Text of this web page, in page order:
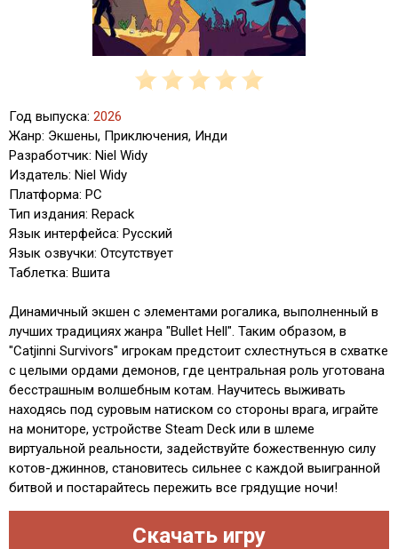
Год выпуска: 2026
Жанр: Экшены, Приключения, Инди
Разработчик: Niel Widy
Издатель: Niel Widy
Платформа: PC
Тип издания: Repack
Язык интерфейса: Русский
Язык озвучки: Отсутствует
Таблетка: Вшита
Динамичный экшен с элементами рогалика, выполненный в
лучших традициях жанра "Bullet Hell". Таким образом, в
"Catjinni Survivors" игрокам предстоит схлестнуться в схватке
с целыми ордами демонов, где центральная роль уготована
бесстрашным волшебным котам. Научитесь выживать
находясь под суровым натиском со стороны врага, играйте
на мониторе, устройстве Steam Deck или в шлеме
виртуальной реальности, задействуйте божественную силу
котов-джиннов, становитесь сильнее с каждой выигранной
битвой и постарайтесь пережить все грядущие ночи!
Скачать игру